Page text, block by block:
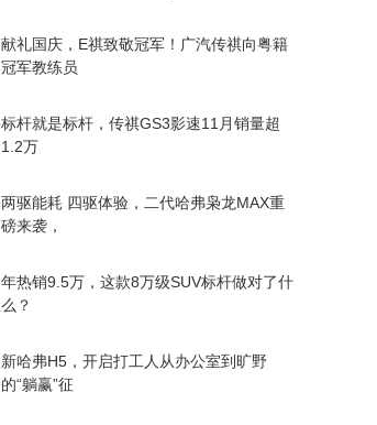
献礼国庆，E祺致敬冠军！广汽传祺向粤籍
冠军教练员
标杆就是标杆，传祺GS3影速11月销量超
1.2万
两驱能耗 四驱体验，二代哈弗枭龙MAX重
磅来袭，
年热销9.5万，这款8万级SUV标杆做对了什
么？
新哈弗H5，开启打工人从办公室到旷野
的“躺赢”征